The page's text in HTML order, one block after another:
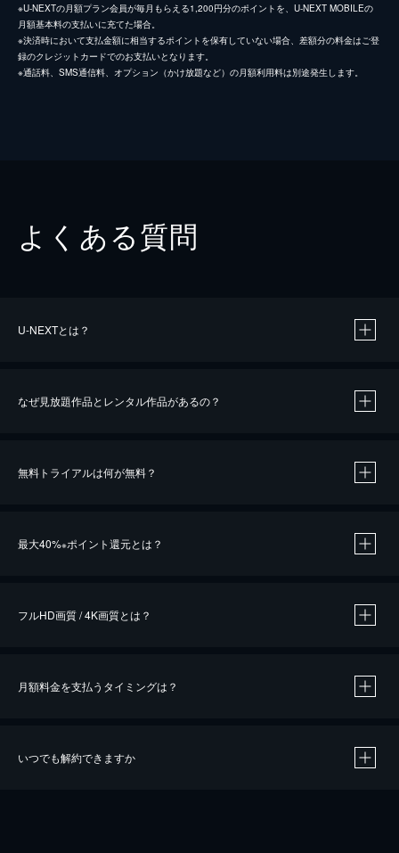
※U-NEXTの月額プラン会員が毎月もらえる1,200円分のポイントを、U-NEXT MOBILEの
月額基本料の支払いに充てた場合。
※決済時において支払金額に相当するポイントを保有していない場合、差額分の料金はご登
録のクレジットカードでのお支払いとなります。
※通話料、SMS通信料、オプション（かけ放題など）の月額利用料は別途発生します。
よくある質問
U-NEXTとは？
なぜ見放題作品とレンタル作品があるの？
無料トライアルは何が無料？
最大40%※ポイント還元とは？
※40％ポイント還元の対象は、クレジットカード決済による作品の購入 / レンタルです。
iOSアプリのUコイン決済による作品の購入 / レンタルは、20％のポイント還元です。
フルHD画質 / 4K画質とは？
月額料金を支払うタイミングは？
いつでも解約できますか